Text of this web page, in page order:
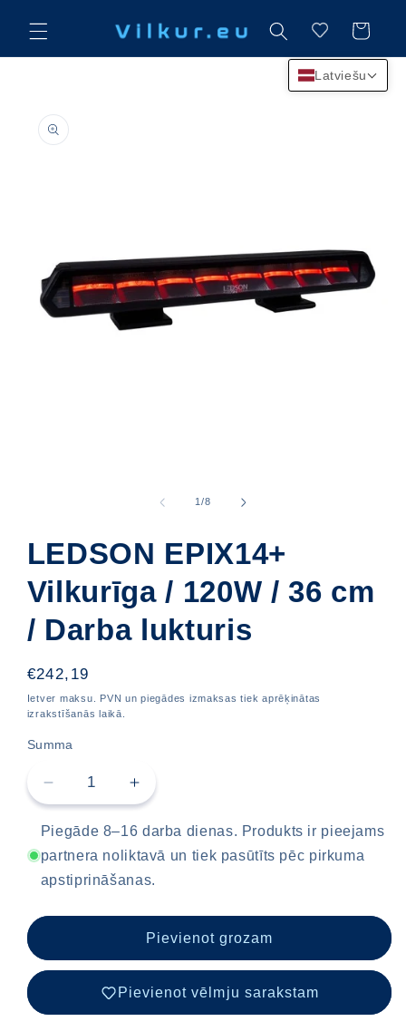
pie
saturu
Ratiņi
produktu
informāciju
1/par
8
LEDSON EPIX14+
Vilkurīga / 120W / 36 cm
/ Darba lukturis
Cena
€242,19
Ietver maksu. PVN un piegādes izmaksas tiek aprēķinātas
izrakstīšanās laikā.
Summa
Samazināt
LEDSON
EPIX14+
Vilkurīga
120W
/
Pievienot
LEDSON
EPIX14+
Vilkurīga
120W
36
/
Darba
Piegāde 8–16 darba dienas. Produkts ir pieejams
partnera noliktavā un tiek pasūtīts pēc pirkuma
apstiprināšanas.
Pievienot grozam
Pievienot vēlmju sarakstam
Latviešu